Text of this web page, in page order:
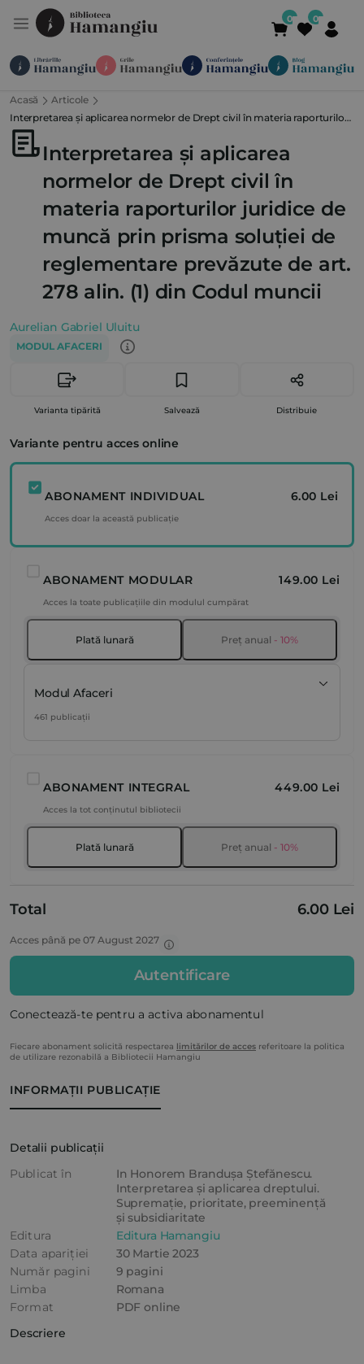
Module
Suport Contact (L-V
Acasă
Articole
Interpretarea și aplicarea normelor de Drept civil în materia raporturilor
juridice de muncă prin prisma soluției de reglementare prevăzute de art.
278 alin. (1) din Codul muncii
Interpretarea și aplicarea
normelor de Drept civil în
materia raporturilor juridice de
muncă prin prisma soluției de
reglementare prevăzute de art.
278 alin. (1) din Codul muncii
Aurelian Gabriel Uluitu
MODUL AFACERI
Varianta tipărită Salvează Distribuie
INFORMAȚII PUBLICAȚIE
Detalii publicații
Publicat în
In Honorem Brandușa Ștefănescu.
Interpretarea și aplicarea dreptului.
Supremație, prioritate, preeminență
și subsidiaritate
Editura
Editura Hamangiu
Data apariției
30 Martie 2023
Număr pagini
9 pagini
Limba
Romana
Format
PDF online
Descriere
Variante pentru acces online
ABONAMENT INDIVIDUAL 6.00 Lei
Acces doar la această publicație
ABONAMENT MODULAR 149.00 Lei
Acces la toate publicațiile din modulul cumpărat
Plată lunară Preț anual - 10%
Modul Afaceri
461 publicații
ABONAMENT INTEGRAL 449.00 Lei
Acces la tot conținutul bibliotecii
Plată lunară Preț anual - 10%
Total 6.00 Lei
Acces până pe 07 August 2027
Autentificare
Conectează-te pentru a activa abonamentul
Fiecare abonament solicită respectarea limitărilor de acces referitoare la politica
de utilizare rezonabilă a Bibliotecii Hamangiu